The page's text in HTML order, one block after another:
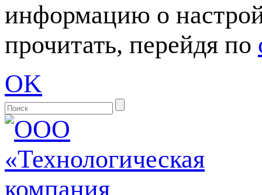
информацию о
прочитать, перейдя по
OK